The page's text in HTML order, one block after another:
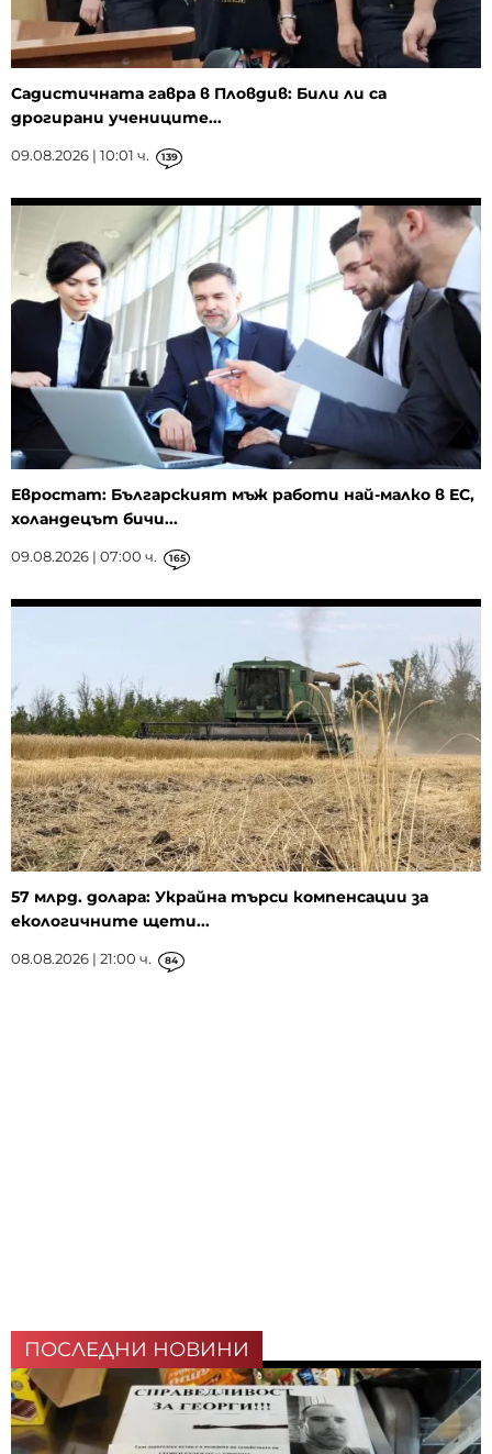
Садистичната гавра в Пловдив: Били ли са
дрогирани учениците...
09.08.2026 | 10:01 ч. 139
Евростат: Българският мъж работи най-малко в ЕС,
холандецът бичи...
09.08.2026 | 07:00 ч. 165
57 млрд. долара: Украйна търси компенсации за
екологичните щети...
08.08.2026 | 21:00 ч. 84
ПОСЛЕДНИ НОВИНИ